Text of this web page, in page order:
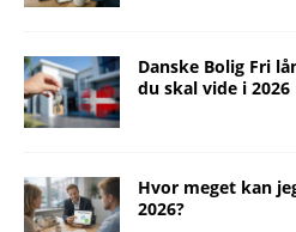
Danske Bolig Fri
du skal vide i 2026
Hvor meget kan
2026?